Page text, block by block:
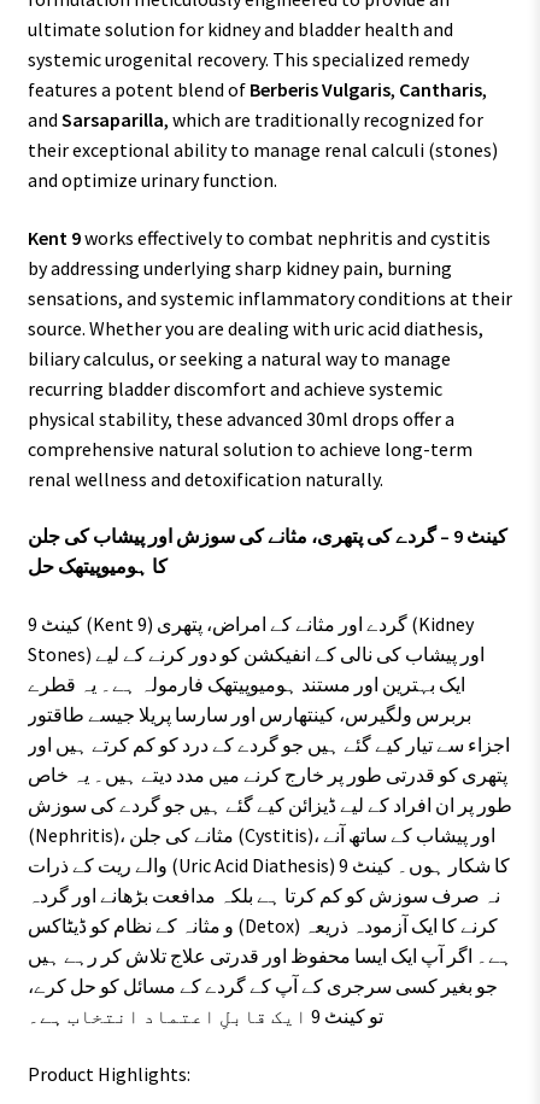
ultimate solution for kidney and bladder health and
systemic urogenital recovery. This specialized remedy
features a potent blend of Berberis Vulgaris, Cantharis,
and Sarsaparilla, which are traditionally recognized for
their exceptional ability to manage renal calculi (stones)
and optimize urinary function.
Kent 9works effectively to combat nephritis and cystitis
by addressing underlying sharp kidney pain, burning
sensations, and systemic inflammatory conditions at their
source. Whether you are dealing with uric acid diathesis,
biliary calculus, or seeking a natural way to manage
recurring bladder discomfort and achieve systemic
physical stability, these advanced 30ml drops offer a
comprehensive natural solution to achieve long-term
renal wellness and detoxification naturally.
کینٹ 9 – گردے کی پتھری، مثانے کی سوزش اور پیشاب کی جلن
کا ہومیوپیتھک حل
کینٹ 9 (Kent 9) گردے اور مثانے کے امراض، پتھری (Kidney
Stones) اور پیشاب کی نالی کے انفیکشن کو دور کرنے کے لیے
ایک بہترین اور مستند ہومیوپیتھک فارمولہ ہے۔ یہ قطرے
بربرس ولگیرس، کینتھارس اور سارسا پریلا جیسے طاقتور
اجزاء سے تیار کیے گئے ہیں جو گردے کے درد کو کم کرتے ہیں اور
پتھری کو قدرتی طور پر خارج کرنے میں مدد دیتے ہیں۔ یہ خاص
طور پر ان افراد کے لیے ڈیزائن کیے گئے ہیں جو گردے کی سوزش
(Nephritis)، مثانے کی جلن (Cystitis)، اور پیشاب کے ساتھ آنے
والے ریت کے ذرات (Uric Acid Diathesis) کا شکار ہوں۔ کینٹ 9
نہ صرف سوزش کو کم کرتا ہے بلکہ مدافعت بڑھانے اور گردہ
و مثانہ کے نظام کو ڈیٹاکس (Detox) کرنے کا ایک آزمودہ ذریعہ
ہے۔ اگر آپ ایک ایسا محفوظ اور قدرتی علاج تلاش کر رہے ہیں
جو بغیر کسی سرجری کے آپ کے گردے کے مسائل کو حل کرے،
تو کینٹ 9 ایک قابلِ اعتماد انتخاب ہے۔
Product Highlights: